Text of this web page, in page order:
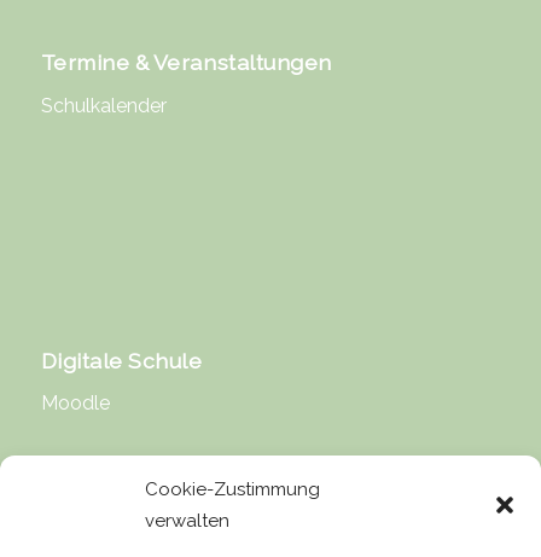
Cookie-Zustimmung
verwalten
Termine & Veranstaltungen
Schulkalender
Digitale Schule
Moodle